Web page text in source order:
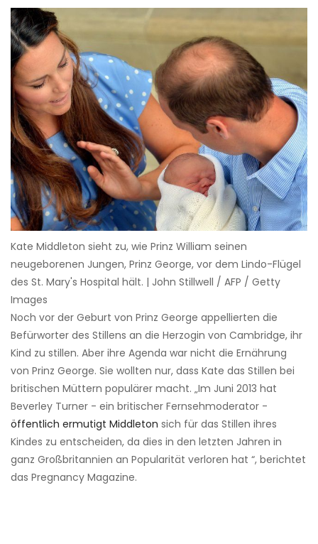
Kate Middleton sieht zu, wie Prinz William seinen
neugeborenen Jungen, Prinz George, vor dem Lindo-Flügel
des St. Mary's Hospital hält. | John Stillwell / AFP / Getty
Images
Noch vor der Geburt von Prinz George appellierten die
Befürworter des Stillens an die Herzogin von Cambridge, ihr
Kind zu stillen. Aber ihre Agenda war nicht die Ernährung
von Prinz George. Sie wollten nur, dass Kate das Stillen bei
britischen Müttern populärer macht. „Im Juni 2013 hat
Beverley Turner - ein britischer Fernsehmoderator -
öffentlich ermutigt Middleton sich für das Stillen ihres
Kindes zu entscheiden, da dies in den letzten Jahren in
ganz Großbritannien an Popularität verloren hat “, berichtet
das Pregnancy Magazine.